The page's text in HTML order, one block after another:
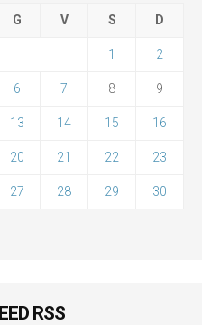
G V S D
1 2
6 7 8 9
13 14 15 16
20 21 22 23
27 28 29 30
RSS